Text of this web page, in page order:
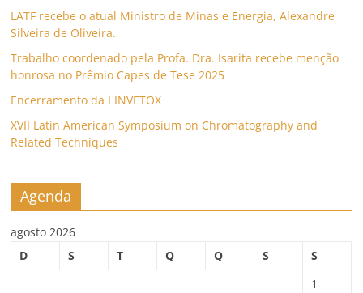
LATF recebe o atual Ministro de Minas e Energia, Alexandre
Silveira de Oliveira.
Trabalho coordenado pela Profa. Dra. Isarita recebe menção
honrosa no Prêmio Capes de Tese 2025
Encerramento da I INVETOX
XVII Latin American Symposium on Chromatography and
Related Techniques
Agenda
agosto 2026
D
S T Q Q S
S
1